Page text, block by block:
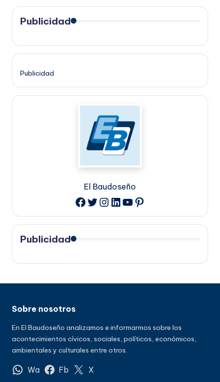
Publicidad
Publicidad
El Baudoseño
Facebook
Twitter
Instagram
LinkedIn
YouTube
Pinterest
Publicidad
Sobre nosotros
En El Baudoseño analizamos e informarmos sobre los
acontecimientos cívicos, sociales, políticos, económicos,
ambientales y culturales entre otros.
Wa Fb X